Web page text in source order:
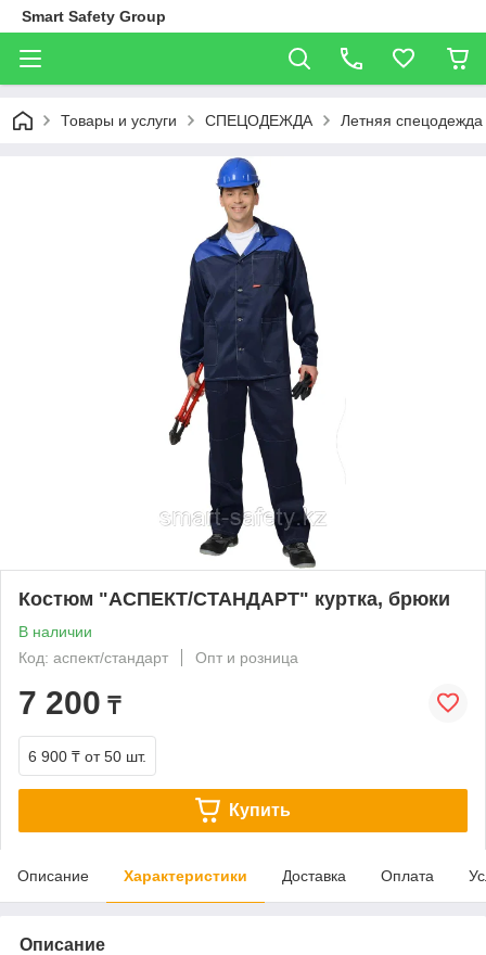
Smart Safety Group
Товары и услуги СПЕЦОДЕЖДА Летняя спецодежда
Костюм "АСПЕКТ/СТАНДАРТ" куртка, брюки
В наличии
Код: аспект/стандарт
Опт и розница
7 200 ₸
6 900 ₸ от 50 шт.
Купить
Описание Характеристики Доставка Оплата
Описание